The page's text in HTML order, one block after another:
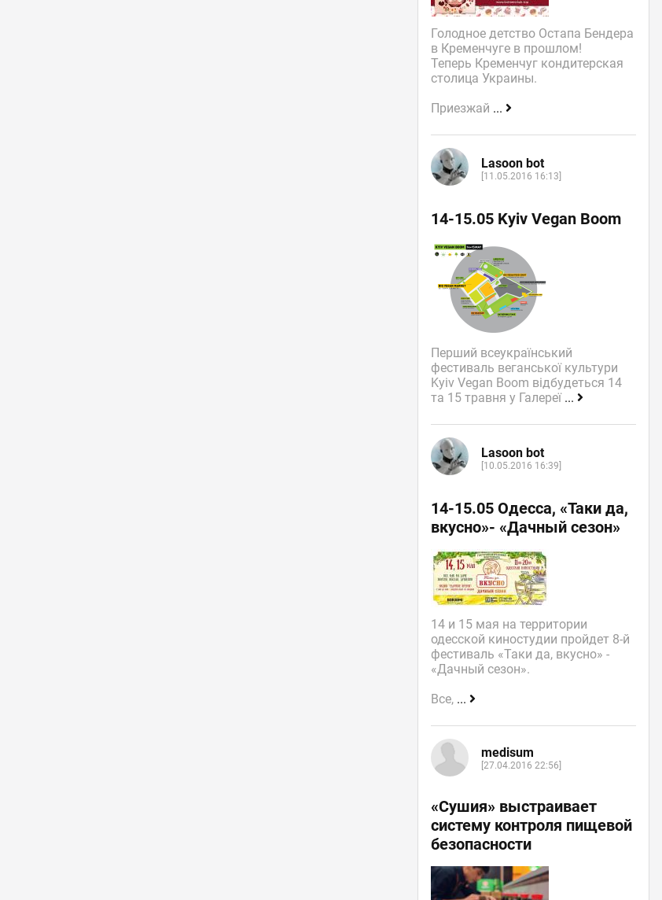
Голодное детство Остапа Бендера
в Кременчуге в прошлом!
Теперь Кременчуг кондитерская
столица Украины.
Приезжай ...
Lasoon bot
[11.05.2016 16:13]
14-15.05 Kyiv Vegan Boom
Перший всеукраїнський
фестиваль веганської культури
Kyiv Vegan Boom відбудеться 14
та 15 травня у Галереї ...
Lasoon bot
[10.05.2016 16:39]
14-15.05 Одесса, «Таки да,
вкусно»- «Дачный сезон»
14 и 15 мая на территории
одесской киностудии пройдет 8-й
фестиваль «Таки да, вкусно» -
«Дачный сезон».
Все, ...
medisum
[27.04.2016 22:56]
«Сушия» выстраивает
систему контроля пищевой
безопасности